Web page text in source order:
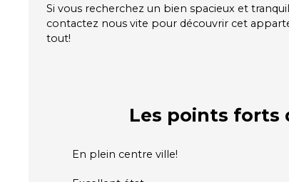
Si vous recherchez un bien spacieux et
contactez nous vite pour découvrir cet
tout!
Les points forts
En plein centre ville!